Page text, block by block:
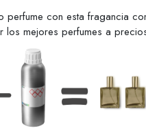
perfume con esta fragancia
los mejores perfumes a